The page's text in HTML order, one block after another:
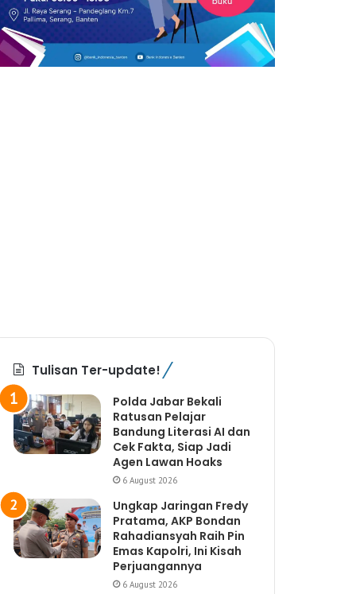
Tulisan Ter-update!
Polda Jabar Bekali
Ratusan Pelajar
Bandung Literasi AI dan
Cek Fakta, Siap Jadi
Agen Lawan Hoaks
6 August 2026
Ungkap Jaringan Fredy
Pratama, AKP Bondan
Rahadiansyah Raih Pin
Emas Kapolri, Ini Kisah
Perjuangannya
6 August 2026